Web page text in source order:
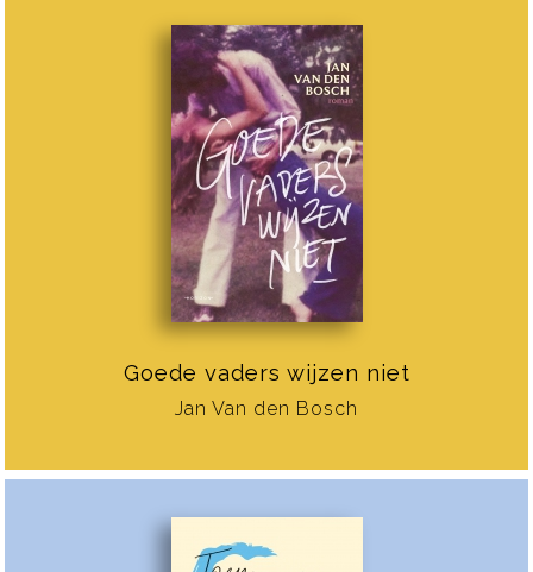
Goede vaders wijzen niet
Jan Van den Bosch